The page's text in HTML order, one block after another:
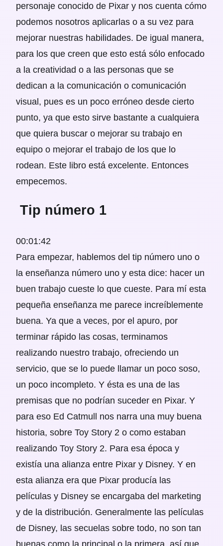
personaje conocido de Pixar y nos cuenta cómo
podemos nosotros aplicarlas o a su vez para
mejorar nuestras habilidades. De igual manera,
para los que creen que esto está sólo enfocado
a la creatividad o a las personas que se
dedican a la comunicación o comunicación
visual, pues es un poco erróneo desde cierto
punto, ya que esto sirve bastante a cualquiera
que quiera buscar o mejorar su trabajo en
equipo o mejorar el trabajo de los que lo
rodean. Este libro está excelente. Entonces
empecemos.
Tip número 1
00:01:42
Para empezar, hablemos del tip número uno o
la enseñanza número uno y esta dice: hacer un
buen trabajo cueste lo que cueste. Para mí esta
pequeña enseñanza me parece increíblemente
buena. Ya que a veces, por el apuro, por
terminar rápido las cosas, terminamos
realizando nuestro trabajo, ofreciendo un
servicio, que se lo puede llamar un poco soso,
un poco incompleto. Y ésta es una de las
premisas que no podrían suceder en Pixar. Y
para eso Ed Catmull nos narra una muy buena
historia, sobre Toy Story 2 o como estaban
realizando Toy Story 2. Para esa época y
existía una alianza entre Pixar y Disney. Y en
esta alianza era que Pixar producía las
películas y Disney se encargaba del marketing
y de la distribución. Generalmente las películas
de Disney, las secuelas sobre todo, no son tan